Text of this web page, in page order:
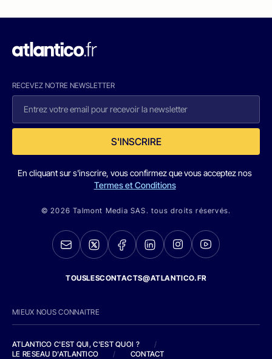
RECEVEZ NOTRE NEWSLETTER
S'INSCRIRE
En cliquant sur s'inscrire, vous confirmez que vous acceptez nos
Termes et Conditions
© 2026 Talmont Media SAS. tous droits réservés.
TOUSLESCONTACTS@ATLANTICO.FR
MIEUX NOUS CONNAITRE
ATLANTICO C'EST QUI, C'EST QUOI ?
/
LE RESEAU D'ATLANTICO
/ CONTACT